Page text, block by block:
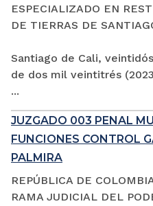
ESPECIALIZADO EN
DE TIERRAS DE
Santiago de Cali,
de dos mil veintitrés
...
JUZGADO 003 PENAL
FUNCIONES CONTROL
PALMIRA
REPÚBLICA DE
RAMA JUDICIAL DEL